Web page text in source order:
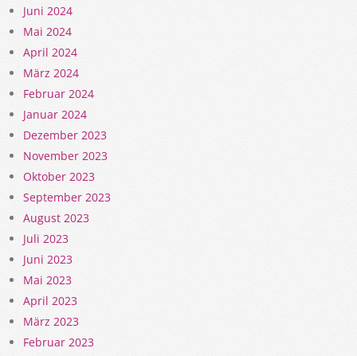
Juni 2024
Mai 2024
April 2024
März 2024
Februar 2024
Januar 2024
Dezember 2023
November 2023
Oktober 2023
September 2023
August 2023
Juli 2023
Juni 2023
Mai 2023
April 2023
März 2023
Februar 2023